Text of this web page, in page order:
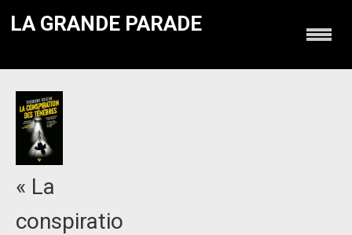
LA GRANDE PARADE
« La
conspiratio